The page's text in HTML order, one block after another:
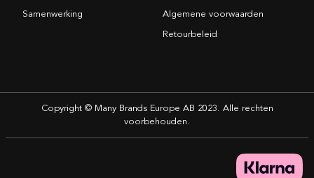
Samenwerking
Algemene voorwaarden
Retourbeleid
Copyright © Many Brands Europe AB 2023. Alle rechten
voorbehouden.